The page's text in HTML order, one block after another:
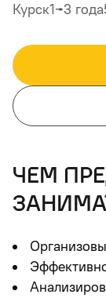
Курск1‒3 года
чем